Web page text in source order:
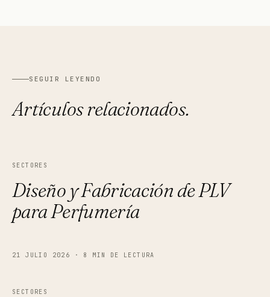
SEGUIR LEYENDO
Artículos relacionados.
SECTORES
Diseño y Fabricación de PLV
para Perfumería
21 JULIO 2026 · 8 MIN DE LECTURA
SECTORES